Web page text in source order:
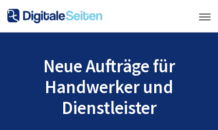
Neue Aufträge für
Handwerker und
Dienstleister